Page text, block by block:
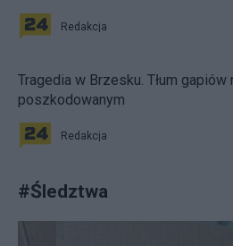
Redakcja
Tragedia w Brzesku. Tłum gapiów
poszkodowanym
Redakcja
#Śledztwa